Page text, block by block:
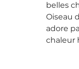
belles
Oiseau
adore
chaleur